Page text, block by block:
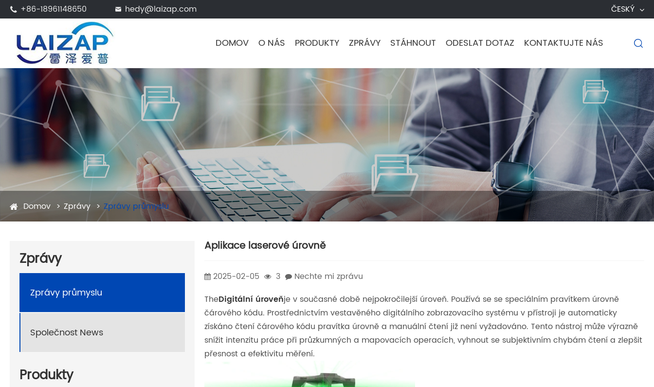
 +86-18961148650  hedy@laizap.com ČESKÝ
DOMOV O NÁS PRODUKTY ZPRÁVY STÁHNOUT ODESLAT DOTAZ KONTAKTUJTE NÁS 
Domov Zprávy Zprávy průmyslu
Zprávy
Zprávy průmyslu
Společnost News
Produkty
Aplikace laserové úrovně
2025-02-05 3
Nechte mi zprávu
TheDigitální úroveňje v současné době nejpokročilejší úroveň. Používá se se speciálním pravítkem úrovně
čárového kódu. Prostřednictvím vestavěného digitálního zobrazovacího systému v přístroji je automaticky
získáno čtení čárového kódu pravítka úrovně a manuální čtení již není vyžadováno. Tento nástroj může výrazně
snížit intenzitu práce při průzkumných a mapovacích operacích, vyhnout se subjektivním chybám čtení a zlepšit
přesnost a efektivitu měření.